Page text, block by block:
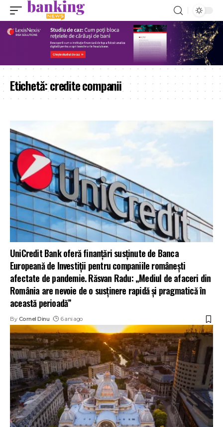
Etichetă:credite companii
UniCredit Bank oferă finanțări susținute de Banca
Europeană de Investiții pentru companiile românești
afectate de pandemie. Răsvan Radu: „Mediul de afaceri din
România are nevoie de o susținere rapidă și pragmatică în
această perioadă”
By Cornel Dinu 6 ani ago